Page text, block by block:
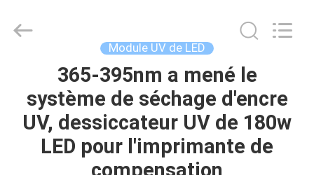
MAISON
PRODUITS
Syochi
Electronics
Module UV de LED
365-395nm a mené le
système de séchage d'encre
UV, dessiccateur UV de 180w
LED pour l'imprimante de
compensation